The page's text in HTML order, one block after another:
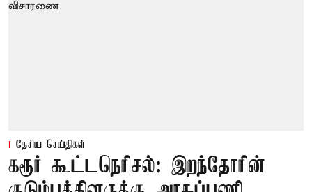
தேசிய செய்திகள்
கரூர் கூட்டநெரிசல்: இறந்தோரின்